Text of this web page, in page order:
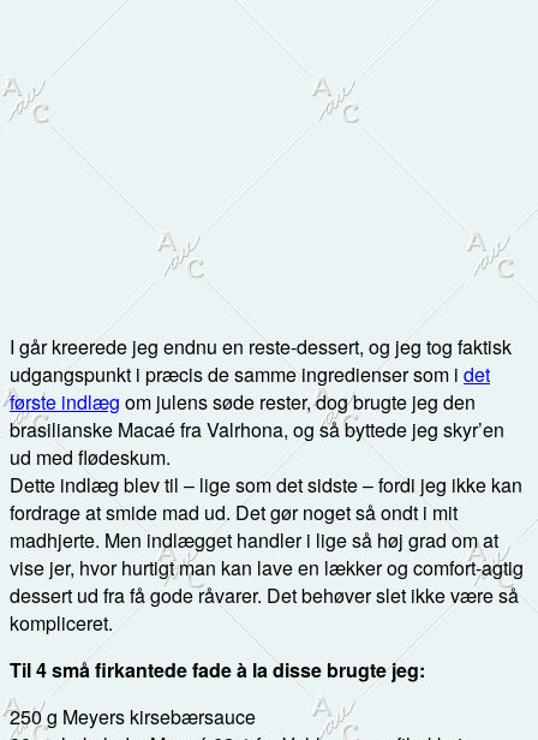
I går kreerede jeg endnu en reste-dessert, og jeg tog faktisk
udgangspunkt i præcis de samme ingredienser som i det
første indlæg om julens søde rester, dog brugte jeg den
brasilianske Macaé fra Valrhona, og så byttede jeg skyr’en
ud med flødeskum.
Dette indlæg blev til – lige som det sidste – fordi jeg ikke kan
fordrage at smide mad ud. Det gør noget så ondt i mit
madhjerte. Men indlægget handler i lige så høj grad om at
vise jer, hvor hurtigt man kan lave en lækker og comfort-agtig
dessert ud fra få gode råvarer. Det behøver slet ikke være så
kompliceret.
Til 4 små firkantede fade à la disse brugte jeg:
250 g Meyers kirsebærsauce